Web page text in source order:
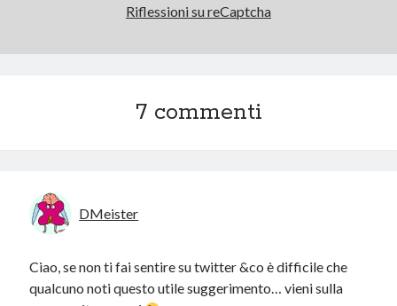
Riflessioni su reCaptcha
7 commenti
DMeister
Ciao, se non ti fai sentire su twitter &co è difficile che
qualcuno noti questo utile suggerimento… vieni sulla